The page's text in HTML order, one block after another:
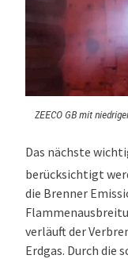
ZEECO GB mit
Das nächste
berücksichtigt
die Brenner
verläuft der
Erdgas. Durch die